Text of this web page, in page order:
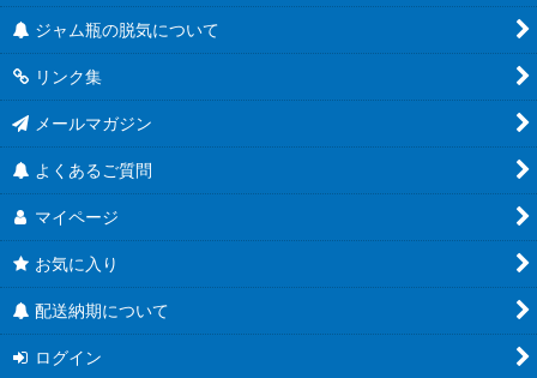
ジャム瓶の脱気について
リンク集
メールマガジン
よくあるご質問
マイページ
お気に入り
配送納期について
ログイン